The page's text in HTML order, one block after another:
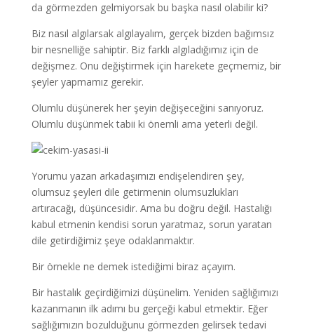
da görmezden gelmiyorsak bu başka nasıl olabilir ki?
Biz nasıl algılarsak algılayalım, gerçek bizden bağımsız
bir nesnelliğe sahiptir. Biz farklı algıladığımız için de
değişmez. Onu değiştirmek için harekete geçmemiz, bir
şeyler yapmamız gerekir.
Olumlu düşünerek her şeyin değişeceğini sanıyoruz.
Olumlu düşünmek tabii ki önemli ama yeterli değil.
Yorumu yazan arkadaşımızı endişelendiren şey,
olumsuz şeyleri dile getirmenin olumsuzlukları
artıracağı, düşüncesidir. Ama bu doğru değil. Hastalığı
kabul etmenin kendisi sorun yaratmaz, sorun yaratan
dile getirdiğimiz şeye odaklanmaktır.
Bir örnekle ne demek istediğimi biraz açayım.
Bir hastalık geçirdiğimizi düşünelim. Yeniden sağlığımızı
kazanmanın ilk adımı bu gerçeği kabul etmektir. Eğer
sağlığımızın bozulduğunu görmezden gelirsek tedavi